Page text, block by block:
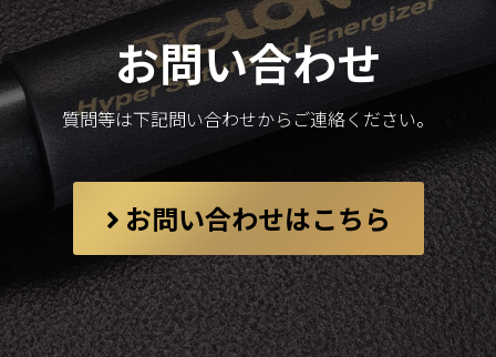
お問い合わせ
質問等は下記問い合わせからご連絡ください。
お問い合わせはこちら